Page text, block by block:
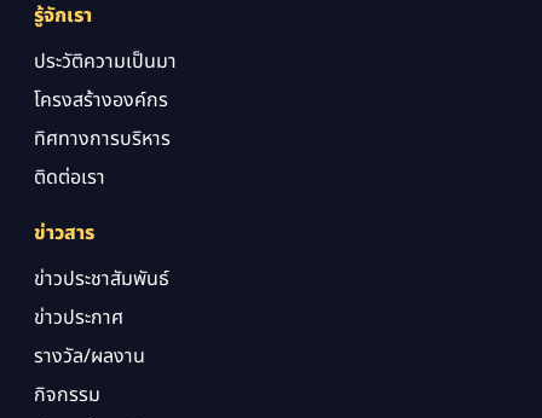
รู้จักเรา
ประวัติความเป็นมา
โครงสร้างองค์กร
ทิศทางการบริหาร
ติดต่อเรา
ข่าวสาร
ข่าวประชาสัมพันธ์
ข่าวประกาศ
รางวัล/ผลงาน
กิจกรรม